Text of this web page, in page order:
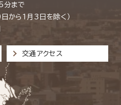
分まで
から1月3日を除く）
交通アクセス